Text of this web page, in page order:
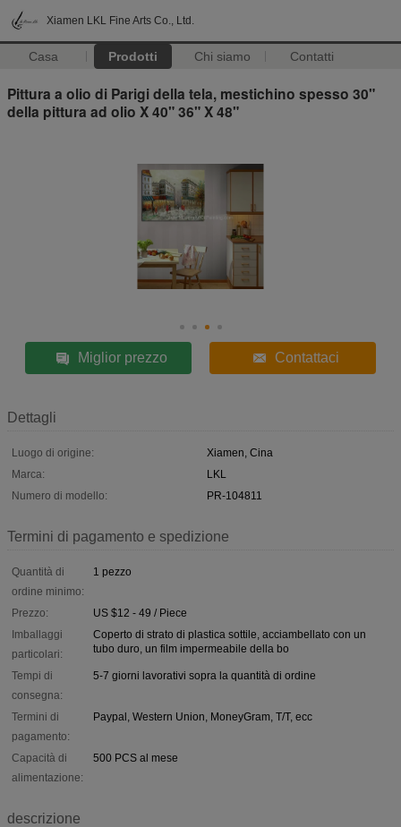
Xiamen LKL Fine Arts Co., Ltd.
Casa Prodotti Chi siamo Contatti
Pittura a olio di Parigi della tela, mestichino spesso 30"
della pittura ad olio X 40" 36" X 48"
Miglior prezzo Contattaci
Dettagli
Luogo di origine:
Xiamen, Cina
Marca:
LKL
Numero di modello:
PR-104811
Termini di pagamento e spedizione
Quantità di
ordine minimo:
1 pezzo
Prezzo:
US $12 - 49 / Piece
Imballaggi
particolari:
Coperto di strato di plastica sottile, acciambellato con un
tubo duro, un film impermeabile della bo
Tempi di
consegna:
5-7 giorni lavorativi sopra la quantità di ordine
Termini di
pagamento:
Paypal, Western Union, MoneyGram, T/T, ecc
Capacità di
alimentazione:
500 PCS al mese
descrizione